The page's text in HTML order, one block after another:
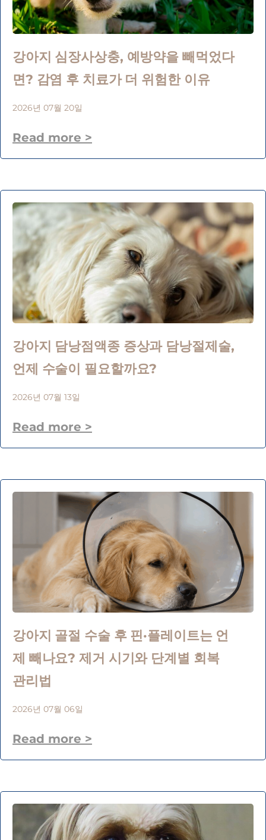
강아지 심장사상충, 예방약을 빼먹었다
면? 감염 후 치료가 더 위험한 이유
2026년 07월 20일
Read more >
강아지 담낭점액종 증상과 담낭절제술,
언제 수술이 필요할까요?
2026년 07월 13일
Read more >
강아지 골절 수술 후 핀·플레이트는 언
제 빼나요? 제거 시기와 단계별 회복
관리법
2026년 07월 06일
Read more >